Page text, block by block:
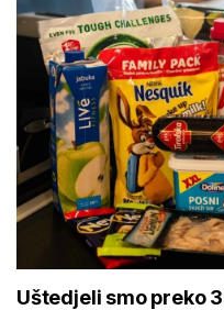
Uštedjeli smo preko